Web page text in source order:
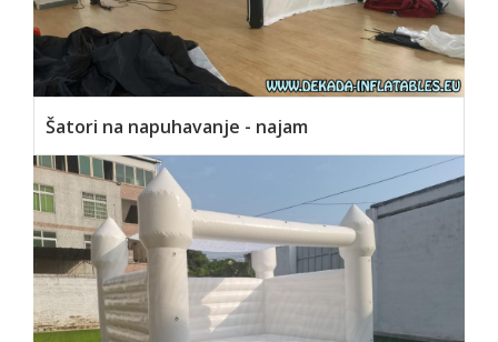
Šatori na napuhavanje - najam